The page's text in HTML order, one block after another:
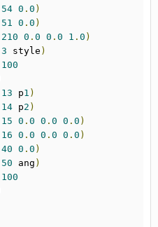
54 0 . 0 )
51 0 . 0 )
210 0 . 0 0 . 0 1 . 0 )
3 style )
100
13 p1 )
14 p2 )
15 0 . 0 0 . 0 0 . 0 )
16 0 . 0 0 . 0 0 . 0 )
40 0 . 0 )
50 ang )
100